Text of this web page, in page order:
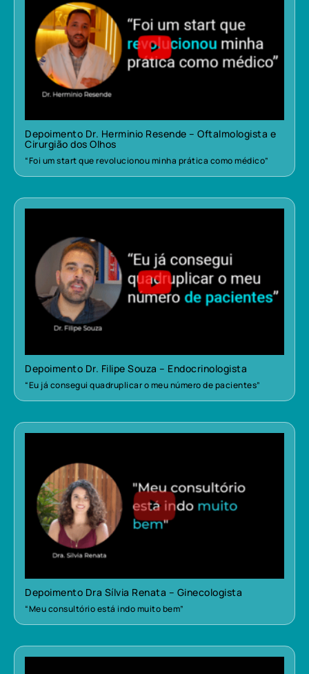
Depoimento Dr. Herminio Resende – Oftalmologista e
Cirurgião dos Olhos
“Foi um start que revolucionou minha prática como médico”
Depoimento Dr. Filipe Souza – Endocrinologista
“Eu já consegui quadruplicar o meu número de pacientes”
Depoimento Dra Sílvia Renata – Ginecologista
“Meu consultório está indo muito bem”